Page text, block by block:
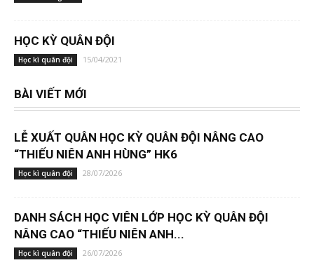
HỌC KỲ QUÂN ĐỘI
Học kì quân đội 15/04/2021
BÀI VIẾT MỚI
LỄ XUẤT QUÂN HỌC KỲ QUÂN ĐỘI NÂNG CAO
“THIẾU NIÊN ANH HÙNG” HK6
Học kì quân đội 28/07/2026
DANH SÁCH HỌC VIÊN LỚP HỌC KỲ QUÂN ĐỘI
NÂNG CAO “THIẾU NIÊN ANH...
Học kì quân đội 26/07/2026